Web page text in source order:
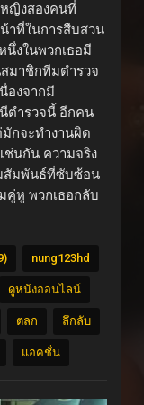
หญิงสองคนที่
าที่ในการสืบสวน
งในพวกเธอมี
มาชิกทีมตำรวจ
องจากมี
ตำรวจนี้ อีกคน
กจะทำงานผิด
ช่นกัน ความจริง
สัมพันธ์ที่ซับซ้อน
คู่หู พวกเธอกลับ
nung123hd
ดูหนังออนไลน์
ตลก ลึกลับ
แอคชั่น